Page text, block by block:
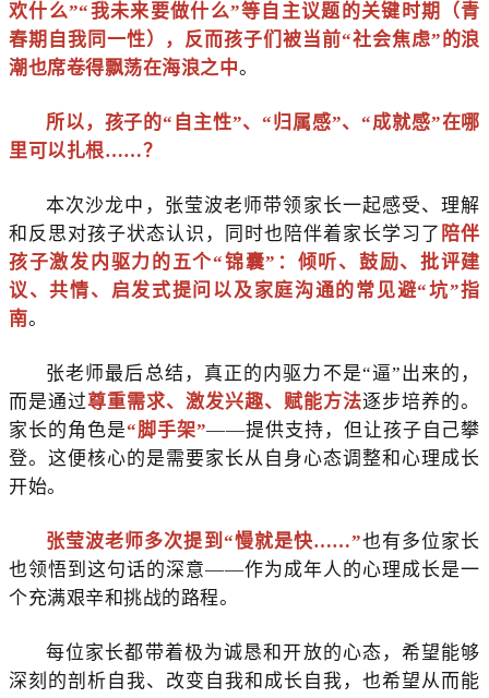
欢什么”“我未来要做什么”等自主议题的关键时期（青
春期自我同一性），反而孩子们被当前“社会焦虑”的浪
潮也席卷得飘荡在海浪之中。
所以，孩子的“自主性”、“归属感”、“成就感”在哪
里可以扎根……？
本次沙龙中，张莹波老师带领家长一起感受、理解
和反思对孩子状态认识，同时也陪伴着家长学习了 陪伴
孩子激发内驱力的五个“锦囊”：倾听、鼓励、批评建
议、共情、启发式提问以及家庭沟通的常见避“坑”指
南。
张老师最后总结，真正的内驱力不是“逼”出来的，
而是通过尊重需求、激发兴趣、赋能方法逐步培养的。
家长的角色是“脚手架”——提供支持，但让孩子自己攀
登。这便核心的是需要家长从自身心态调整和心理成长
开始。
张莹波老师多次提到“慢就是快……”也有多位家长
也领悟到这句话的深意——作为成年人的心理成长是一
个充满艰辛和挑战的路程。
每位家长都带着极为诚恳和开放的心态，希望能够
深刻的剖析自我、改变自我和成长自我，也希望从而能